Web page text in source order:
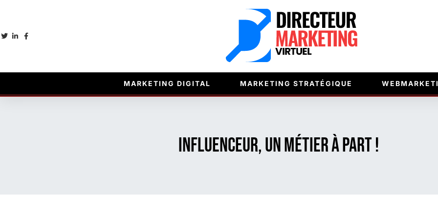
MARKETING DIGITAL MARKETING STRATÉGIQUE
Influenceur, un métier à part !